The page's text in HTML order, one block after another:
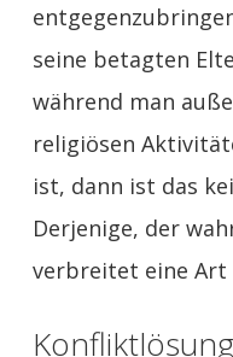
seine betagten
während man
religiösen
ist, dann ist das
Derjenige, der
verbreitet eine Art